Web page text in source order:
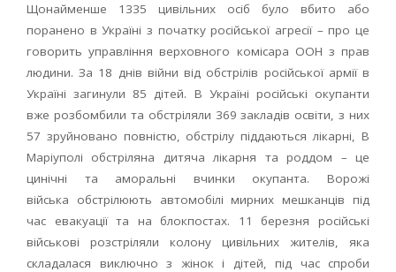
Щонайменше 1335 цивільних осіб було вбито або
поранено в Україні з початку російської агресії – про це
говорить управління верховного комісара ООН з прав
людини. За 18 днів війни від обстрілів російської армії в
Україні загинули 85 дітей. В Україні російські окупанти
вже розбомбили та обстріляли 369 закладів освіти, з них
57 зруйновано повністю, обстрілу піддаються лікарні, В
Маріуполі обстріляна дитяча лікарня та роддом – це
цинічні та аморальні вчинки окупанта. Ворожі
війська обстрілюють автомобілі мирних мешканців під
час евакуації та на блокпостах. 11 березня російські
військові розстріляли колону цивільних жителів, яка
складалася виключно з жінок і дітей, під час спроби